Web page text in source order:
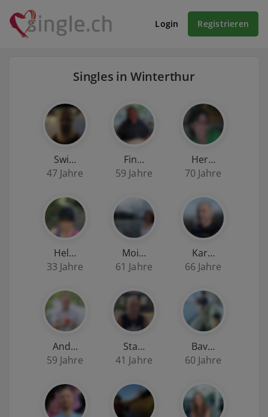
Login Registrieren
Singles in Winterthur
Swi…
47 Jahre
Fin…
59 Jahre
Her…
70 Jahre
Hel…
33 Jahre
Moi…
61 Jahre
Kar…
66 Jahre
And…
59 Jahre
Sta…
41 Jahre
Bav…
60 Jahre